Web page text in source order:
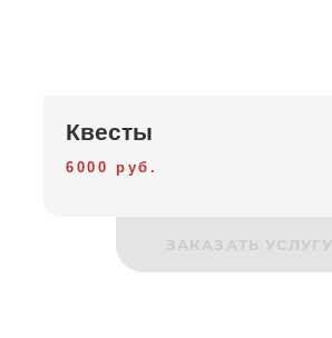
Квесты
6000 руб.
ЗАКАЗАТЬ УСЛУГУ